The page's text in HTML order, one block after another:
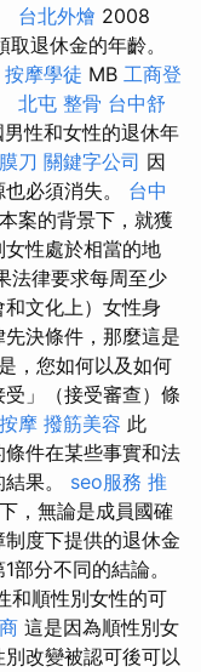
台北外燴 2008
退休金的年齡。
按摩學徒 MB 工商登
北屯 整骨 台中舒
性和女性的退休年
刀 關鍵字公司 因
必須消失。 台中
案的背景下，就獲
性處於相當的地
法律要求每周至少
文化上）女性身
決條件，那麼這是
，您如何以及如何
」（接受審查）條
摩 撥筋美容 此
件在某些事實和法
果。 seo服務 推
，無論是成員國確
度下提供的退休金
分不同的結論。
和順性別女性的可
這是因為順性別女
改變被認可後可以